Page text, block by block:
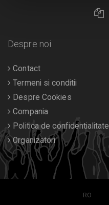
Despre noi
Contact
Termeni si conditii
Despre Cookies
Compania
Politica de confidentialitate
Organizatori
RO